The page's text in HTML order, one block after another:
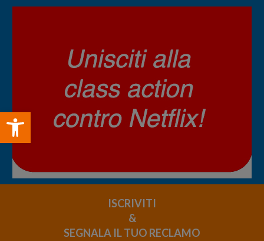
Open toolbar
ISCRIVITI
&
SEGNALA IL TUO RECLAMO